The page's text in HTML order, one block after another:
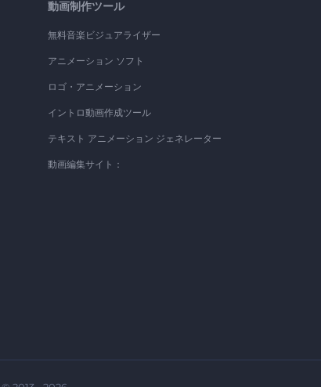
動画制作ツール
無料音楽ビジュアライザー
アニメーション ソフト
ロゴ・アニメーション
イントロ動画作成ツール
テキスト アニメーション ジェネレーター
動画編集サイト：